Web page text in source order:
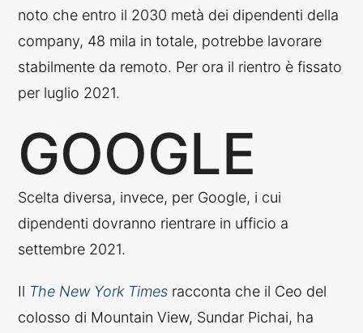
noto che entro il 2030 metà dei dipendenti della
company, 48 mila in totale, potrebbe lavorare
stabilmente da remoto. Per ora il rientro è fissato
per luglio 2021.
GOOGLE
Scelta diversa, invece, per Google, i cui
dipendenti dovranno rientrare in ufficio a
settembre 2021.
Il The New York Times racconta che il Ceo del
colosso di Mountain View, Sundar Pichai, ha